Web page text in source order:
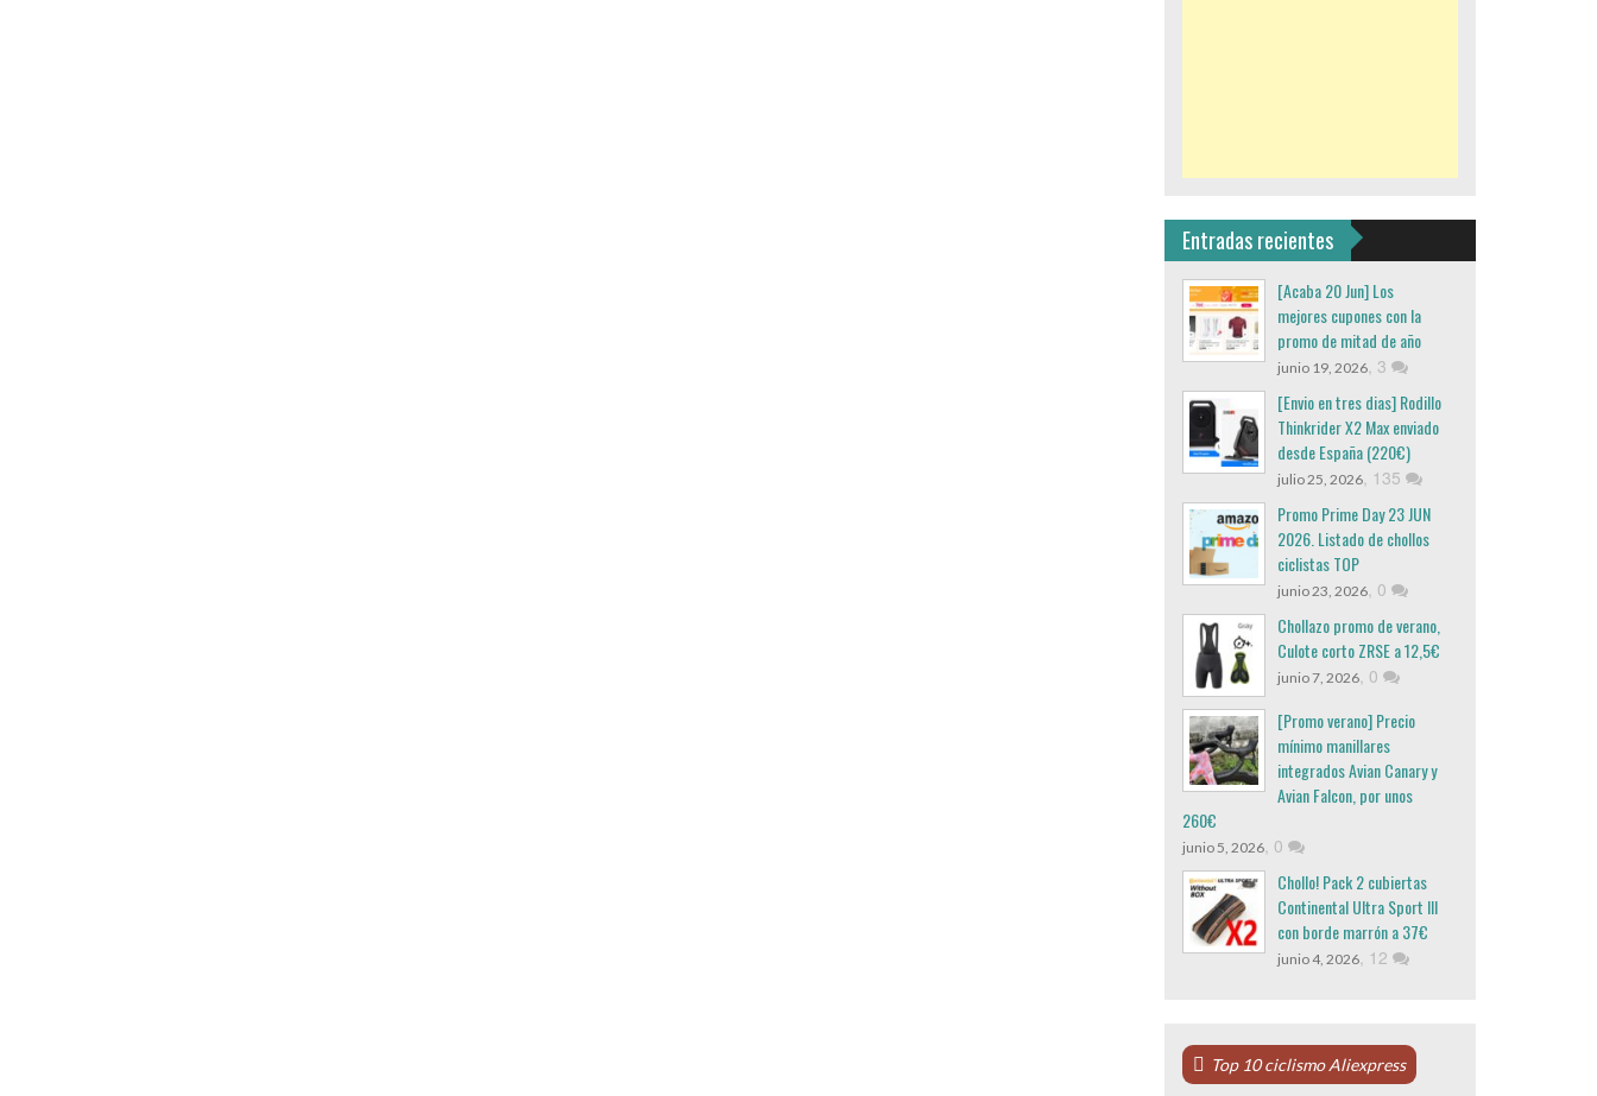
Entradas recientes
[Acaba 20 Jun] Los
mejores cupones con la
promo de mitad de año
junio 19, 2026, 3
[Envio en tres dias] Rodillo
Thinkrider X2 Max enviado
desde España (220€)
julio 25, 2026, 135
Promo Prime Day 23 JUN
2026. Listado de chollos
ciclistas TOP
junio 23, 2026, 0
Chollazo promo de verano,
Culote corto ZRSE a 12,5€
junio 7, 2026, 0
[Promo verano] Precio
mínimo manillares
integrados Avian Canary y
Avian Falcon, por unos
260€
junio 5, 2026, 0
Chollo! Pack 2 cubiertas
Continental Ultra Sport III
con borde marrón a 37€
junio 4, 2026, 12
Top 10 ciclismo Aliexpress